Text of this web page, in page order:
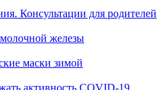
Консультации для родителей
железы
маски зимой
активность COVID-19